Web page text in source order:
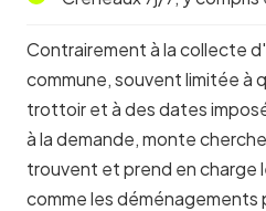
Contrairement à la collecte
commune, souvent limitée à
trottoir et à des dates
à la demande, monte
trouvent et prend en charge
comme les déménagements